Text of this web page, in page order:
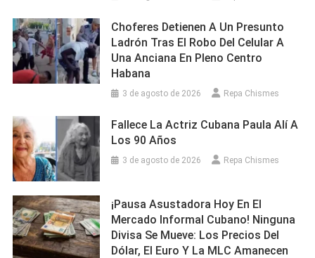
Choferes Detienen A Un Presunto
Ladrón Tras El Robo Del Celular A
Una Anciana En Pleno Centro
Habana
3 de agosto de 2026 Repa Chismes
Fallece La Actriz Cubana Paula Alí A
Los 90 Años
3 de agosto de 2026 Repa Chismes
¡Pausa Asustadora Hoy En El
Mercado Informal Cubano! Ninguna
Divisa Se Mueve: Los Precios Del
Dólar, El Euro Y La MLC Amanecen